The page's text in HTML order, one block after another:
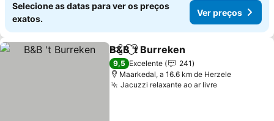
Selecione as datas para ver os preços
exatos.
Ver preços
PartilharAdicionar aos favoritos
B&B 't Burreken
9,5 Excelente
241
Maarkedal, a 16.6 km de Herzele
Jacuzzi relaxante ao ar livreVer preços